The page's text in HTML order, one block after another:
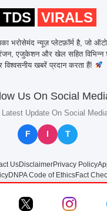
TDS VIRALS
भरोसेमंद न्यूज़ प्लेटफ़ॉर्म है, जो
एजुकेशन और खेल सहित विभिन्न
विश्वसनीय खबरें प्रदान करता हैं!
Us On Social
Latest Update On Social
F I T
UsDisclaimerPrivacy Policy
DNPA Code of EthicsFact
TdsVirals.In All rights